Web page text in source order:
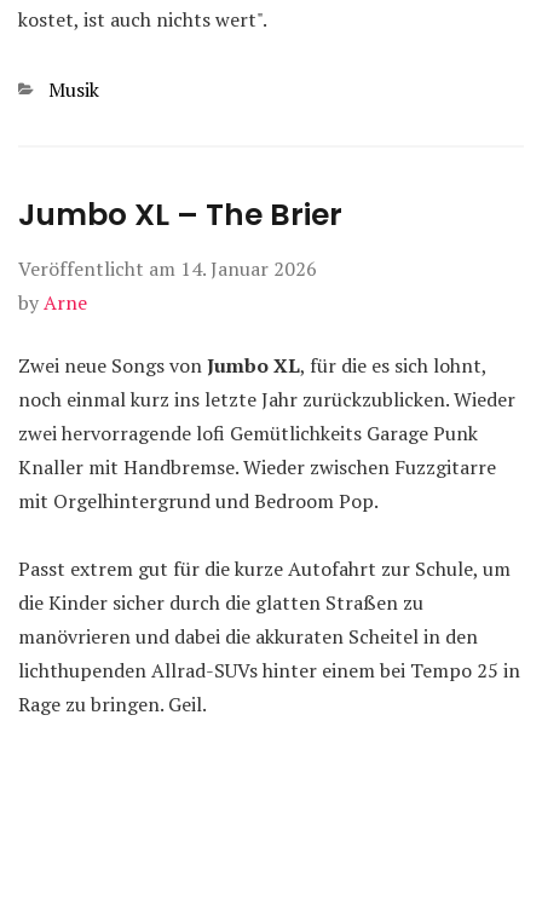
kostet, ist auch nichts wert".
Kategorien
Musik
Jumbo XL – The Brier
Veröffentlicht am 14. Januar 2026
byArne
Zwei neue Songs vonJumbo XL, für die es sich lohnt,
noch einmal kurz ins letzte Jahr zurückzublicken. Wieder
zwei hervorragende lofi Gemütlichkeits Garage Punk
Knaller mit Handbremse. Wieder zwischen Fuzzgitarre
mit Orgelhintergrund und Bedroom Pop.
Passt extrem gut für die kurze Autofahrt zur Schule, um
die Kinder sicher durch die glatten Straßen zu
manövrieren und dabei die akkuraten Scheitel in den
lichthupenden Allrad-SUVs hinter einem bei Tempo 25 in
Rage zu bringen. Geil.